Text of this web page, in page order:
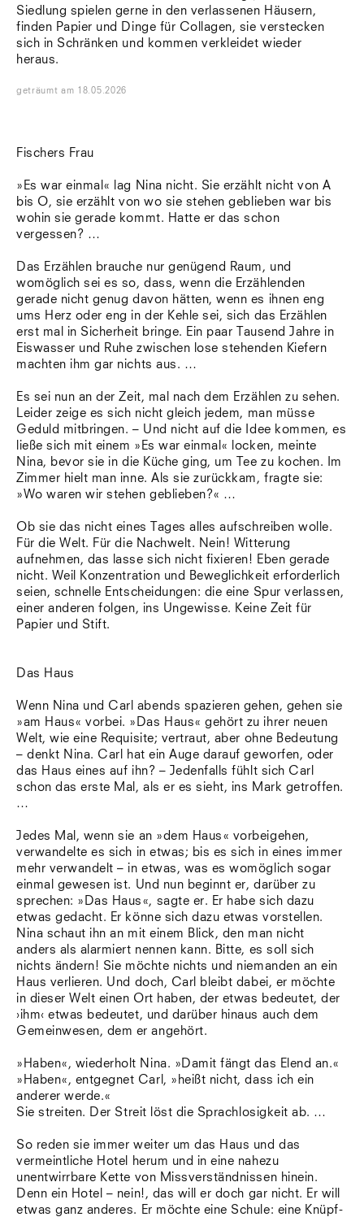
Siedlung spielen gerne in den verlassenen Häusern,
finden Papier und Dinge für Collagen, sie verstecken
sich in Schränken und kommen verkleidet wieder
heraus.
geträumt am 18.05.2026
Fischers Frau
»Es war einmal« lag Nina nicht. Sie erzählt nicht von A
bis O, sie erzählt von wo sie stehen geblieben war bis
wohin sie gerade kommt. Hatte er das schon
vergessen? …
Das Erzählen brauche nur genügend Raum, und
womöglich sei es so, dass, wenn die Erzählenden
gerade nicht genug davon hätten, wenn es ihnen eng
ums Herz oder eng in der Kehle sei, sich das Erzählen
erst mal in Sicherheit bringe. Ein paar Tausend Jahre in
Eiswasser und Ruhe zwischen lose stehenden Kiefern
machten ihm gar nichts aus. …
Es sei nun an der Zeit, mal nach dem Erzählen zu sehen.
Leider zeige es sich nicht gleich jedem, man müsse
Geduld mitbringen. – Und nicht auf die Idee kommen, es
ließe sich mit einem »Es war einmal« locken, meinte
Nina, bevor sie in die Küche ging, um Tee zu kochen. Im
Zimmer hielt man inne. Als sie zurückkam, fragte sie:
»Wo waren wir stehen geblieben?« …
Ob sie das nicht eines Tages alles aufschreiben wolle.
Für die Welt. Für die Nachwelt. Nein! Witterung
aufnehmen, das lasse sich nicht fixieren! Eben gerade
nicht. Weil Konzentration und Beweglichkeit erforderlich
seien, schnelle Entscheidungen: die eine Spur verlassen,
einer anderen folgen, ins Ungewisse. Keine Zeit für
Papier und Stift.
Das Haus
Wenn Nina und Carl abends spazieren gehen, gehen sie
»am Haus« vorbei. »Das Haus« gehört zu ihrer neuen
Welt, wie eine Requisite; vertraut, aber ohne Bedeutung
– denkt Nina. Carl hat ein Auge darauf geworfen, oder
das Haus eines auf ihn? – Jedenfalls fühlt sich Carl
schon das erste Mal, als er es sieht, ins Mark getroffen.
…
Jedes Mal, wenn sie an »dem Haus« vorbeigehen,
verwandelte es sich in etwas; bis es sich in eines immer
mehr verwandelt – in etwas, was es womöglich sogar
einmal gewesen ist. Und nun beginnt er, darüber zu
sprechen: »Das Haus«, sagte er. Er habe sich dazu
etwas gedacht. Er könne sich dazu etwas vorstellen.
Nina schaut ihn an mit einem Blick, den man nicht
anders als alarmiert nennen kann. Bitte, es soll sich
nichts ändern! Sie möchte nichts und niemanden an ein
Haus verlieren. Und doch, Carl bleibt dabei, er möchte
in dieser Welt einen Ort haben, der etwas bedeutet, der
›ihm‹ etwas bedeutet, und darüber hinaus auch dem
Gemeinwesen, dem er angehört.
»Haben«, wiederholt Nina. »Damit fängt das Elend an.«
»Haben«, entgegnet Carl, »heißt nicht, dass ich ein
anderer werde.«
Sie streiten. Der Streit löst die Sprachlosigkeit ab. …
So reden sie immer weiter um das Haus und das
vermeintliche Hotel herum und in eine nahezu
unentwirrbare Kette von Missverständnissen hinein.
Denn ein Hotel – nein!, das will er doch gar nicht. Er will
etwas ganz anderes. Er möchte eine Schule: eine Knüpf-